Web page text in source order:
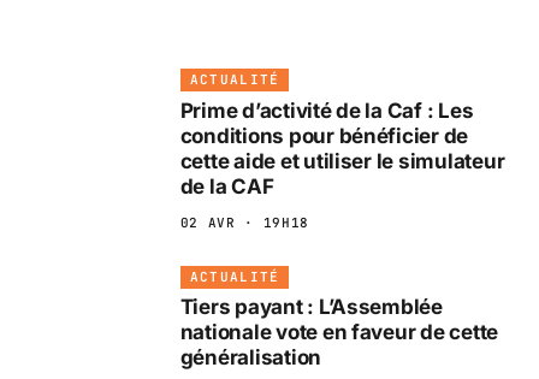
ACTUALITÉ
Prime d’activité de la Caf : Les
conditions pour bénéficier de
cette aide et utiliser le simulateur
de la CAF
02 AVR · 19H18
ACTUALITÉ
Tiers payant : L’Assemblée
nationale vote en faveur de cette
généralisation